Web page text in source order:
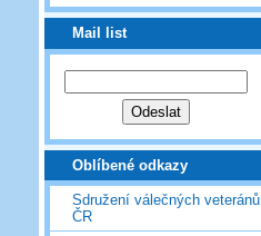
Mail list
Oblíbené odkazy
Sdružení válečných veteránů
ČR